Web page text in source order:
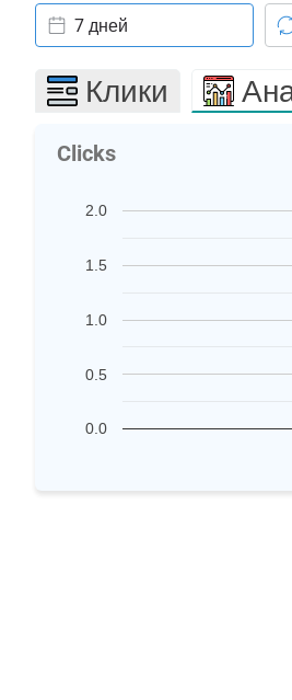
7 дней
Клики
Clicks
0.0
0.5
1.0
1.5
2.0